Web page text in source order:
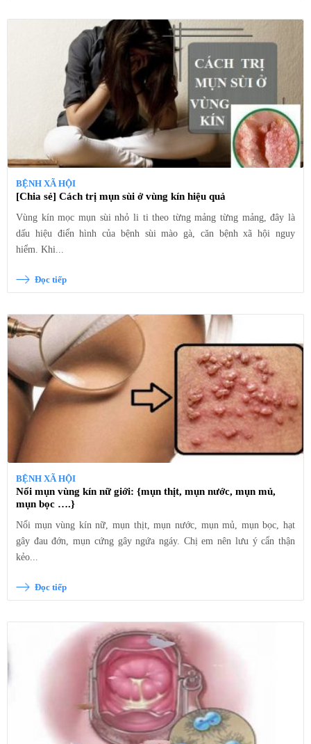
BỆNH XÃ HỘI
[Chia sẻ] Cách trị mụn sùi ở vùng kín hiệu quả
Vùng kín mọc mụn sùi nhỏ li ti theo từng mảng từng mảng, đây là
dấu hiệu điển hình của bệnh sùi mào gà, căn bệnh xã hội nguy
hiểm. Khi...
Đọc tiếp
BỆNH XÃ HỘI
Nổi mụn vùng kín nữ giới: {mụn thịt, mụn nước, mụn mủ,
mụn bọc ….}
Nổi mụn vùng kín nữ, mụn thịt, mụn nước, mụn mủ, mụn bọc, hạt
gây đau đớn, mụn cứng gây ngứa ngáy. Chị em nên lưu ý cẩn thận
kẻo...
Đọc tiếp